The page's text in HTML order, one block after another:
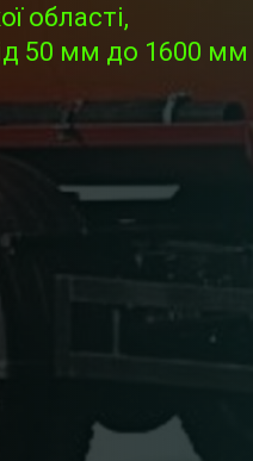
області,
50 мм до 1600 мм